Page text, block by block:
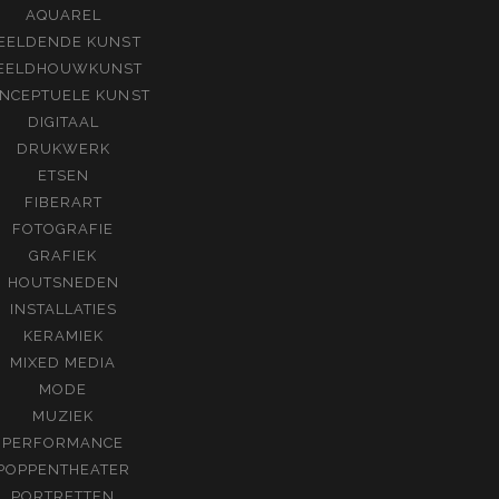
AQUAREL
KUNST
KUNST
DIGITAAL
DRUKWERK
ETSEN
FIBERART
FOTOGRAFIE
GRAFIEK
HOUTSNEDEN
INSTALLATIES
KERAMIEK
MIXED MEDIA
MODE
MUZIEK
PERFORMANCE